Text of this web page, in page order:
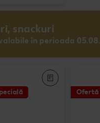
snackuri
în perioada 05.08.
Ofertă